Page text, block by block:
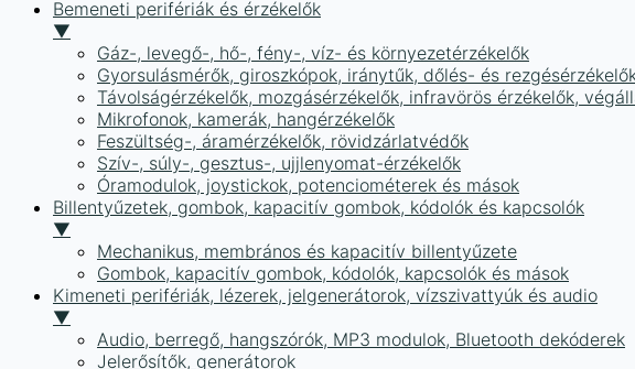
Bemeneti perifériák és érzékelők
▼
Gáz-, levegő-, hő-, fény-, víz- és környezetérzékelők
Gyorsulásmérők, giroszkópok, iránytűk, dőlés- és
Távolságérzékelők, mozgásérzékelők, infravörös érzékelők,
Mikrofonok, kamerák, hangérzékelők
Feszültség-, áramérzékelők, rövidzárlatvédők
Szív-, súly-, gesztus-, ujjlenyomat-érzékelők
Óramodulok, joystickok, potenciométerek és mások
Billentyűzetek, gombok, kapacitív gombok, kódolók és kapcsolók
▼
Mechanikus, membrános és kapacitív billentyűzete
Gombok, kapacitív gombok, kódolók, kapcsolók és mások
Kimeneti perifériák, lézerek, jelgenerátorok, vízszivattyúk és audio
▼
Audio, berregő, hangszórók, MP3 modulok, Bluetooth dekóderek
Jelerősítők, generátorok